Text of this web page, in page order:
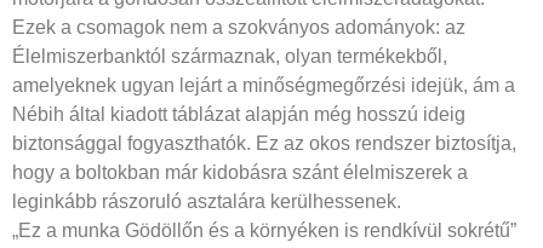
Ezek a csomagok nem a szokványos adományok: az
Élelmiszerbanktól származnak, olyan termékekből,
amelyeknek ugyan lejárt a minőségmegőrzési idejük, ám a
Nébih által kiadott táblázat alapján még hosszú ideig
biztonsággal fogyaszthatók. Ez az okos rendszer biztosítja,
hogy a boltokban már kidobásra szánt élelmiszerek a
leginkább rászoruló asztalára kerülhessenek.
„Ez a munka Gödöllőn és a környéken is rendkívül sokrétű”